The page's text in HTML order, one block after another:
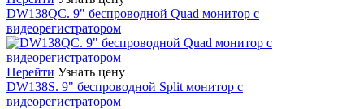
DW138QC. 9" беспроводной Quad монитор с
видеорегистратором
Перейти Узнать цену
DW138S. 9" беспроводной Split монитор с
видеорегистратором